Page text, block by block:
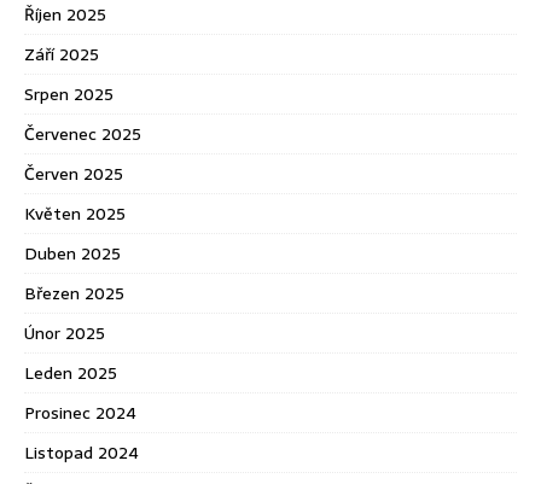
Říjen 2025
Září 2025
Srpen 2025
Červenec 2025
Červen 2025
Květen 2025
Duben 2025
Březen 2025
Únor 2025
Leden 2025
Prosinec 2024
Listopad 2024